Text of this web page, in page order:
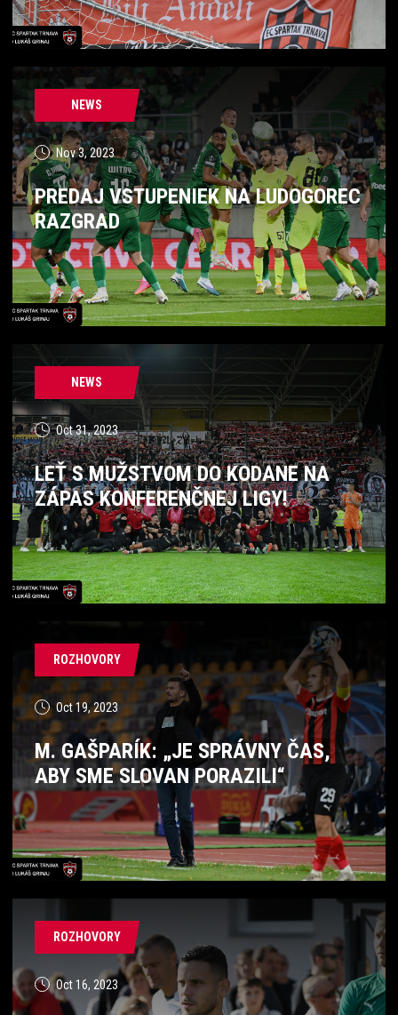
NEWS
Nov 3, 2023
PREDAJ VSTUPENIEK NA LUDOGOREC
RAZGRAD
NEWS
Oct 31, 2023
LEŤ S MUŽSTVOM DO KODANE NA
ZÁPAS KONFERENČNEJ LIGY!
ROZHOVORY
Oct 19, 2023
M. GAŠPARÍK: „JE SPRÁVNY ČAS,
ABY SME SLOVAN PORAZILI“
ROZHOVORY
Oct 16, 2023